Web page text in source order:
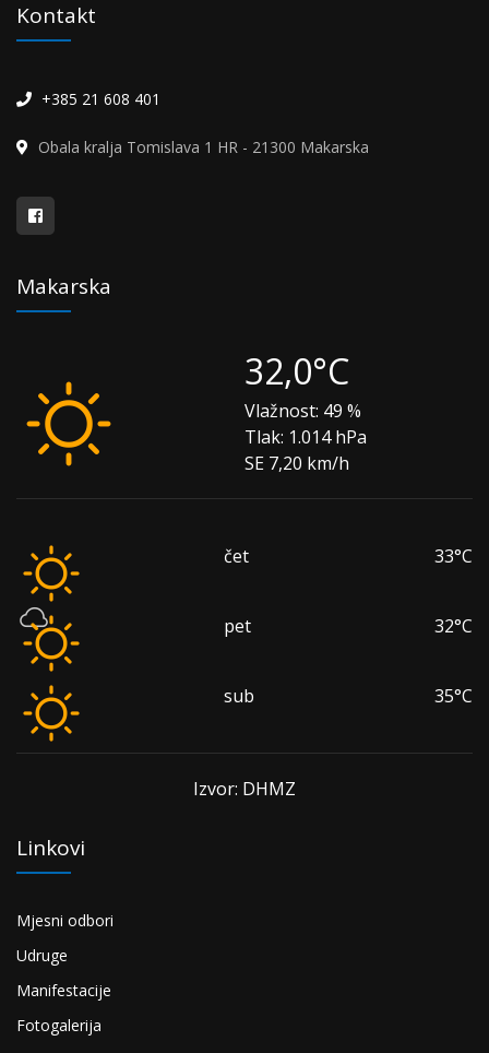
Kontakt
+385 21 608 401
Obala kralja Tomislava 1 HR - 21300 Makarska
Makarska
32,0°C
Vlažnost: 49 %
Tlak: 1.014 hPa
SE 7,20 km/h
čet 33°C
pet 32°C
sub 35°C
Izvor: DHMZ
Linkovi
Mjesni odbori
Udruge
Manifestacije
Fotogalerija